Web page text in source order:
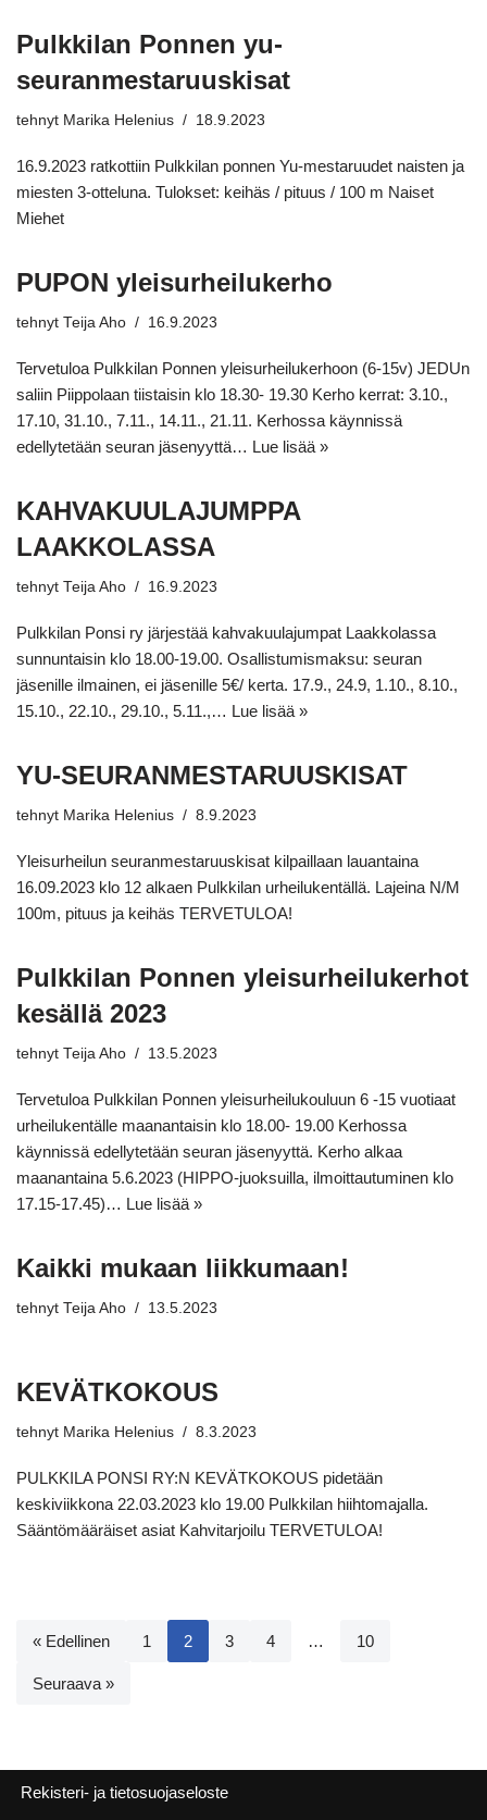
Pulkkilan Ponnen yu-
seuranmestaruuskisat
tehnyt Marika Helenius 18.9.2023
16.9.2023 ratkottiin Pulkkilan ponnen Yu-mestaruudet naisten ja
miesten 3-otteluna. Tulokset: keihäs / pituus / 100 m Naiset
Miehet
PUPON yleisurheilukerho
tehnyt Teija Aho 16.9.2023
Tervetuloa Pulkkilan Ponnen yleisurheilukerhoon (6-15v) JEDUn
saliin Piippolaan tiistaisin klo 18.30- 19.30 Kerho kerrat: 3.10.,
17.10, 31.10., 7.11., 14.11., 21.11. Kerhossa käynnissä
edellytetään seuran jäsenyyttä… Lue lisää »
KAHVAKUULAJUMPPA
LAAKKOLASSA
tehnyt Teija Aho 16.9.2023
Pulkkilan Ponsi ry järjestää kahvakuulajumpat Laakkolassa
sunnuntaisin klo 18.00-19.00. Osallistumismaksu: seuran
jäsenille ilmainen, ei jäsenille 5€/ kerta. 17.9., 24.9, 1.10., 8.10.,
15.10., 22.10., 29.10., 5.11.,… Lue lisää »
YU-SEURANMESTARUUSKISAT
tehnyt Marika Helenius 8.9.2023
Yleisurheilun seuranmestaruuskisat kilpaillaan lauantaina
16.09.2023 klo 12 alkaen Pulkkilan urheilukentällä. Lajeina N/M
100m, pituus ja keihäs TERVETULOA!
Pulkkilan Ponnen yleisurheilukerhot
kesällä 2023
tehnyt Teija Aho 13.5.2023
Tervetuloa Pulkkilan Ponnen yleisurheilukouluun 6 -15 vuotiaat
urheilukentälle maanantaisin klo 18.00- 19.00 Kerhossa
käynnissä edellytetään seuran jäsenyyttä. Kerho alkaa
maanantaina 5.6.2023 (HIPPO-juoksuilla, ilmoittautuminen klo
17.15-17.45)… Lue lisää »
Kaikki mukaan liikkumaan!
tehnyt Teija Aho 13.5.2023
KEVÄTKOKOUS
tehnyt Marika Helenius 8.3.2023
PULKKILA PONSI RY:N KEVÄTKOKOUS pidetään
keskiviikkona 22.03.2023 klo 19.00 Pulkkilan hiihtomajalla.
Sääntömääräiset asiat Kahvitarjoilu TERVETULOA!
« Edellinen 1 2 3 4 … 10
Seuraava »
Rekisteri- ja tietosuojaseloste